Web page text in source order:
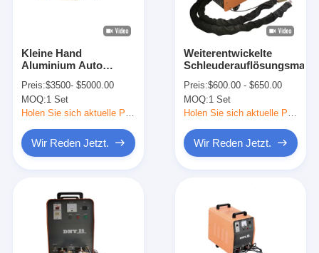
Kleine Hand
Aluminium Auto
Portable Spot
Schweißmaschine
240v
Preis:$3500- $5000.00
MOQ:1 Set
Wir Reden Jetzt.
Weiterentwickelte
Preis:$600.00 - $650.00
MOQ:1 Set
Wir Reden Jetzt.